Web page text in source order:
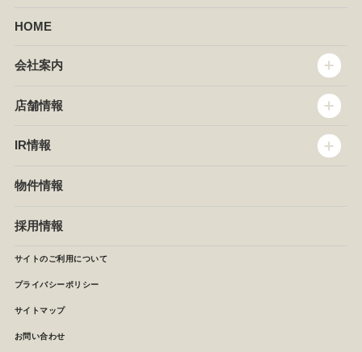
HOME
会社案内
企業情報
セントラルキッチン
NEWS
店舗情報
椿屋珈琲
イタリアンダイニングDONA
店舗検索
IR情報
IRニュース
月次報告
決算短信
株主の皆様へ
よくあるご質問 (株主優待制度)
物件情報
採用情報
サイトのご利用について
プライバシーポリシー
サイトマップ
お問い合わせ